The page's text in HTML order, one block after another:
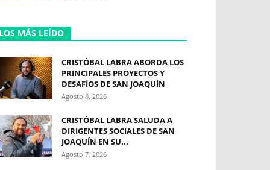
MÁS LEÍDO
CRISTÓBAL LABRA ABORDA LOS
PRINCIPALES PROYECTOS Y
DESAFÍOS DE SAN JOAQUÍN
Agosto 8, 2026
CRISTÓBAL LABRA SALUDA A
DIRIGENTES SOCIALES DE SAN
JOAQUÍN EN SU...
Agosto 7, 2026